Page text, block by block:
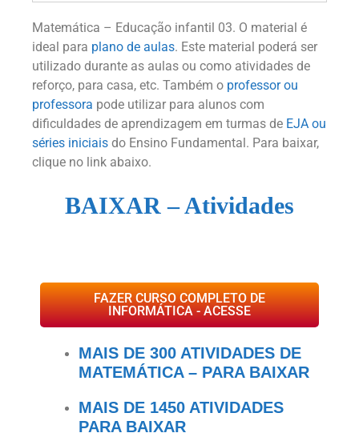
Matemática – Educação infantil 03. O material é
ideal para plano de aulas. Este material poderá ser
utilizado durante as aulas ou como atividades de
reforço, para casa, etc. Também o professor ou
professora pode utilizar para alunos com
dificuldades de aprendizagem em turmas de EJA ou
séries iniciais do Ensino Fundamental. Para baixar,
clique no link abaixo.
BAIXAR – Atividades
FAZER CURSO COMPLETO DE
INFORMÁTICA - ACESSE
MAIS DE 300 ATIVIDADES DE
MATEMÁTICA – PARA BAIXAR
MAIS DE 1450 ATIVIDADES
PARA BAIXAR